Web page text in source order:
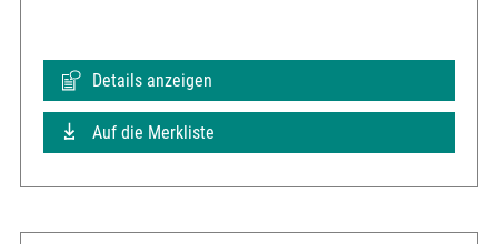
Details anzeigen
Auf die Merkliste